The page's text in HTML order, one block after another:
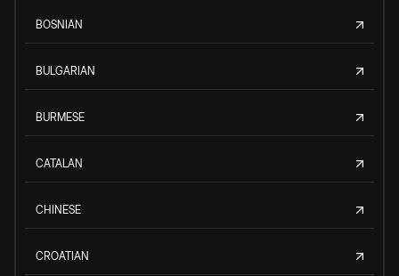
BOSNIAN
BULGARIAN
BURMESE
CATALAN
CHINESE
CROATIAN